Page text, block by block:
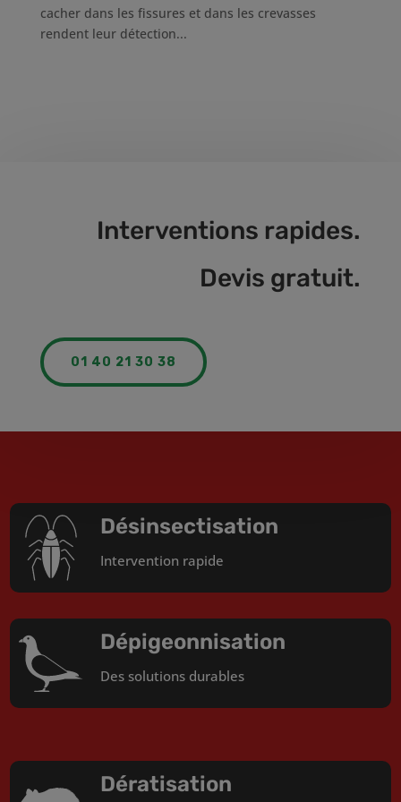
cacher dans les fissures et dans les crevasses
rendent leur détection...
Interventions rapides.
Devis gratuit.
01 40 21 30 38
Désinsectisation
Intervention rapide
Dépigeonnisation
Des solutions durables
Dératisation